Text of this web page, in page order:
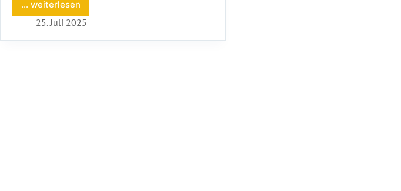
... weiterlesenFerienfreizeiten
reloaded
Klassiker
25. Juli 2025